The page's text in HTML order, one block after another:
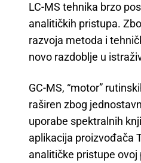
LC-MS tehnika brzo
analitičkih pristupa.
razvoja metoda i
novo razdoblje u
GC-MS, “motor”
raširen zbog
uporabe spektralnih
aplikacija proizvođača
analitičke pristupe